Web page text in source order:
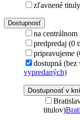
zľavnené
Dostupnosť
na
predpredaj (0
pripravujeme
dostupná
vypredaných)
Dostupnosť v
titulov)